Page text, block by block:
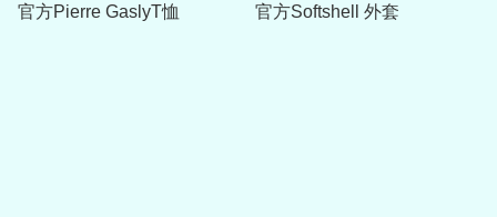
官方Pierre GaslyT恤
官方Softshell 外套